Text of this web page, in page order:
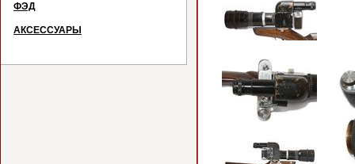
ФЭД
АКСЕССУАРЫ